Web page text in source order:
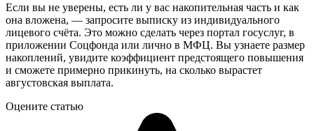
Если вы не уверены, есть ли у вас накопительная часть и как
она вложена, — запросите выписку из индивидуального
лицевого счёта. Это можно сделать через портал госуслуг, в
приложении Соцфонда или лично в МФЦ. Вы узнаете размер
накоплений, увидите коэффициент предстоящего повышения
и сможете примерно прикинуть, на сколько вырастет
августовская выплата.
Оцените статью